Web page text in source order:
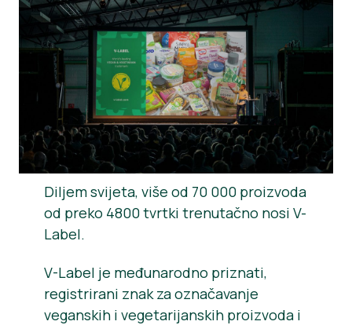
Novosti
Materijali za tisak
Diljem svijeta, više od 70 000 proizvoda
od preko 4800 tvrtki trenutačno nosi V-
Label.
V-Label je međunarodno priznati,
registrirani znak za označavanje
veganskih i vegetarijanskih proizvoda i